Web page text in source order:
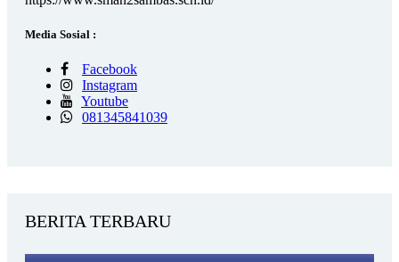
Media Sosial :
Facebook
Instagram
Youtube
081345841039
BERITA TERBARU